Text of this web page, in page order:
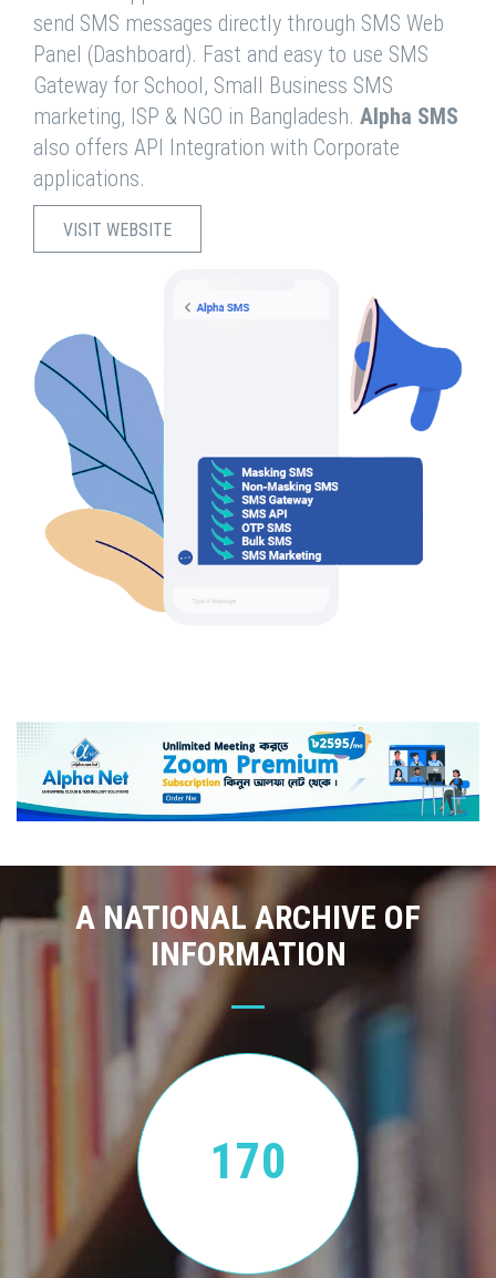
send SMS messages directly through SMS Web
Panel (Dashboard). Fast and easy to use SMS
Gateway for School, Small Business SMS
marketing, ISP & NGO in Bangladesh. Alpha SMS
also offers API Integration with Corporate
applications.
VISIT WEBSITE
A NATIONAL ARCHIVE OF
INFORMATION
170